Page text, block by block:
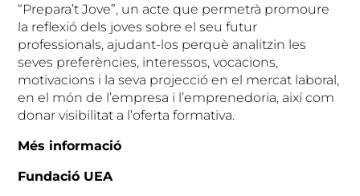
“Prepara’t Jove”, un acte que permetrà promoure
la reflexió dels joves sobre el seu futur
professionals, ajudant-los perquè analitzin les
seves preferències, interessos, vocacions,
motivacions i la seva projecció en el mercat laboral,
en el món de l’empresa i l’emprenedoria, així com
donar visibilitat a l’oferta formativa.
Més informació
Fundació UEA